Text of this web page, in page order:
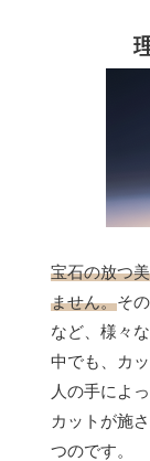
宝石の放つ
ません。そ
など、様々
中でも、カ
人の手によ
カットが施
つのです。